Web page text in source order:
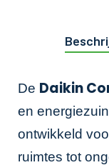
De Daikin
en
ontwikkeld
ruimtes tot